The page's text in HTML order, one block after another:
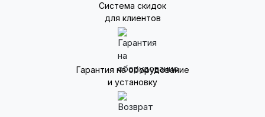
Система скидок
для клиентов
Гарантия на оборудование
и установку